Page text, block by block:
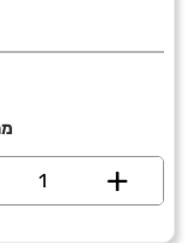
+
כמות